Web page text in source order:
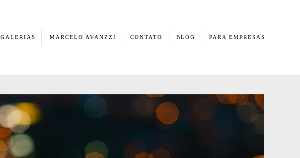
GALERIAS MARCELO AVANZZI CONTATO BLOG PARA EMPRESAS